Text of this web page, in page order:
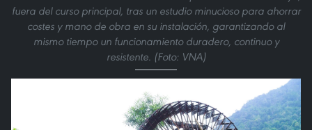
fuera del curso principal, tras un estudio minucioso para ahorrar
costes y mano de obra en su instalación, garantizando al
mismo tiempo un funcionamiento duradero, continuo y
resistente. (Foto: VNA)